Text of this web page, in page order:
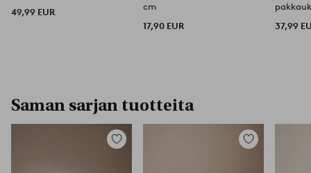
49,99 EUR
cm
17,90 EUR
37,99
Saman sarjan tuotteita
Lisää
Lisää